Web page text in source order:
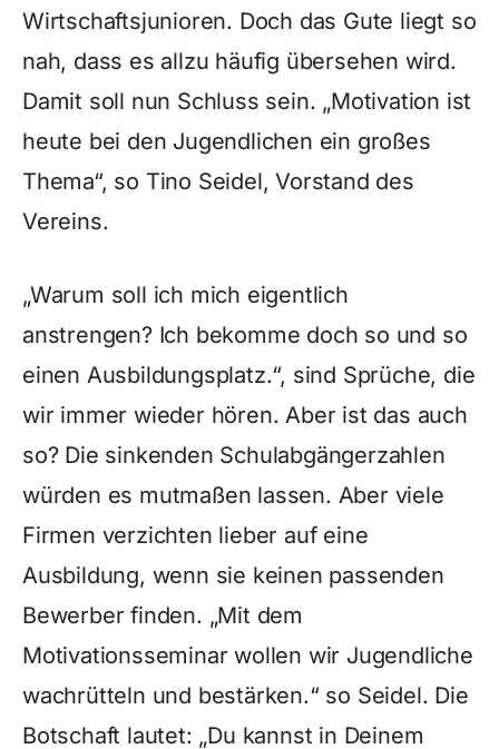
Wirtschaftsjunioren. Doch das Gute liegt so
nah, dass es allzu häufig übersehen wird.
Damit soll nun Schluss sein. „Motivation ist
heute bei den Jugendlichen ein großes
Thema“, so Tino Seidel, Vorstand des
Vereins.
„Warum soll ich mich eigentlich
anstrengen? Ich bekomme doch so und so
einen Ausbildungsplatz.“, sind Sprüche, die
wir immer wieder hören. Aber ist das auch
so? Die sinkenden Schulabgängerzahlen
würden es mutmaßen lassen. Aber viele
Firmen verzichten lieber auf eine
Ausbildung, wenn sie keinen passenden
Bewerber finden. „Mit dem
Motivationsseminar wollen wir Jugendliche
wachrütteln und bestärken.“ so Seidel. Die
Botschaft lautet: „Du kannst in Deinem